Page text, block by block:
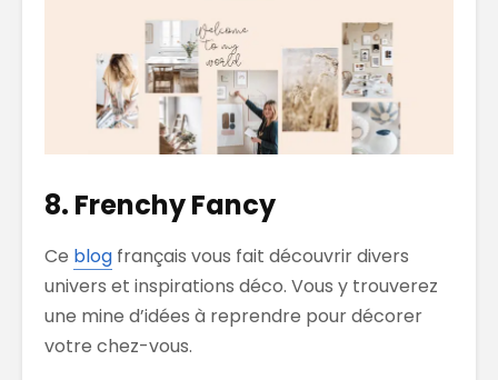
8. Frenchy Fancy
Ce blog français vous fait découvrir divers
univers et inspirations déco. Vous y trouverez
une mine d’idées à reprendre pour décorer
votre chez-vous.